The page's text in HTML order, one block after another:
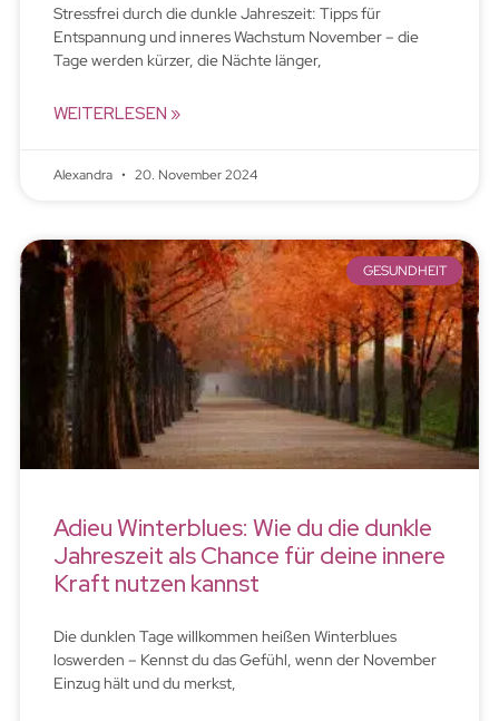
Stressfrei durch die dunkle Jahreszeit: Tipps für
Entspannung und inneres Wachstum November – die
Tage werden kürzer, die Nächte länger,
WEITERLESEN »
Alexandra 20. November 2024
GESUNDHEIT
Adieu Winterblues: Wie du die dunkle
Jahreszeit als Chance für deine innere
Kraft nutzen kannst
Die dunklen Tage willkommen heißen Winterblues
loswerden – Kennst du das Gefühl, wenn der November
Einzug hält und du merkst,